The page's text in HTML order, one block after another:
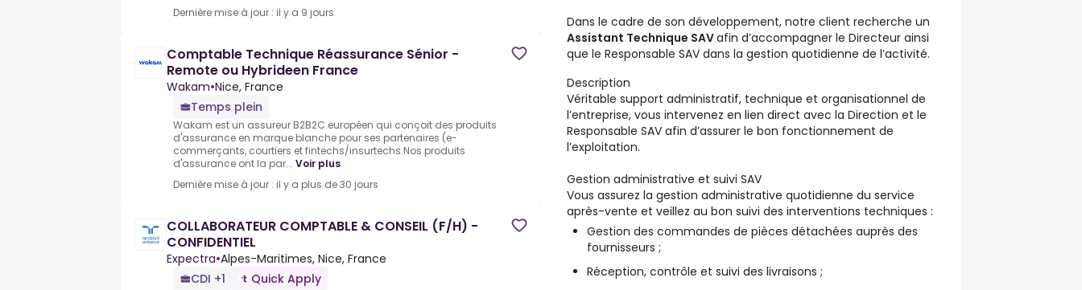
Dernière mise à jour : il y a 9 jours
Comptable Technique Réassurance Sénior -
Remote ou Hybrideen France
Wakam•Nice, France
Temps plein
Wakam est un assureur B2B2C européen qui conçoit des produits
d'assurance en marque blanche pour ses partenaires (e-
commerçants, courtiers et fintechs/insurtechs.Nos produits
d'assurance ont la par... Voir plus
Dernière mise à jour : il y a plus de 30 jours
COLLABORATEUR COMPTABLE & CONSEIL (F/H) -
CONFIDENTIEL
Expectra•Alpes-Maritimes, Nice, France
CDI +1
Quick Apply
Dans le cadre de son développement, notre client recherche un
Assistant Technique SAVafin d’accompagner le Directeur ainsi
que le Responsable SAV dans la gestion quotidienne de l’activité.
Description
Véritable support administratif, technique et organisationnel de
l’entreprise, vous intervenez en lien direct avec la Direction et le
Responsable SAV afin d’assurer le bon fonctionnement de
l’exploitation.
Gestion administrative et suivi SAV
Vous assurez la gestion administrative quotidienne du service
après-vente et veillez au bon suivi des interventions techniques :
Gestion des commandes de pièces détachées auprès des
fournisseurs ;
Réception, contrôle et suivi des livraisons ;